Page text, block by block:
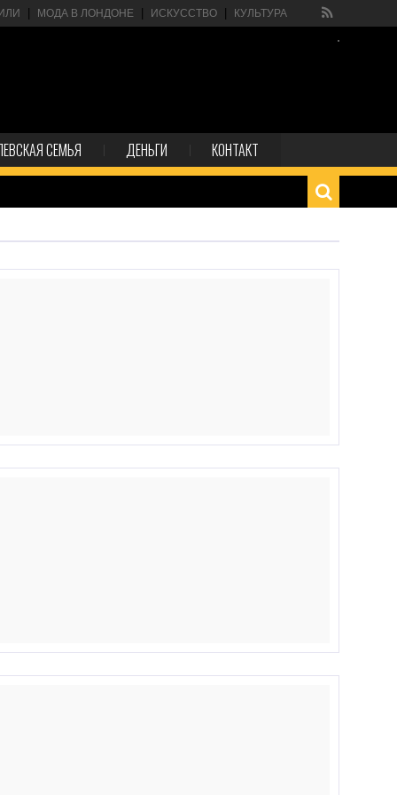
МОДА В ЛОНДОНЕ ИСКУССТВО КУЛЬТУРА
СЕМЬЯ ДЕНЬГИ КОНТАКТ